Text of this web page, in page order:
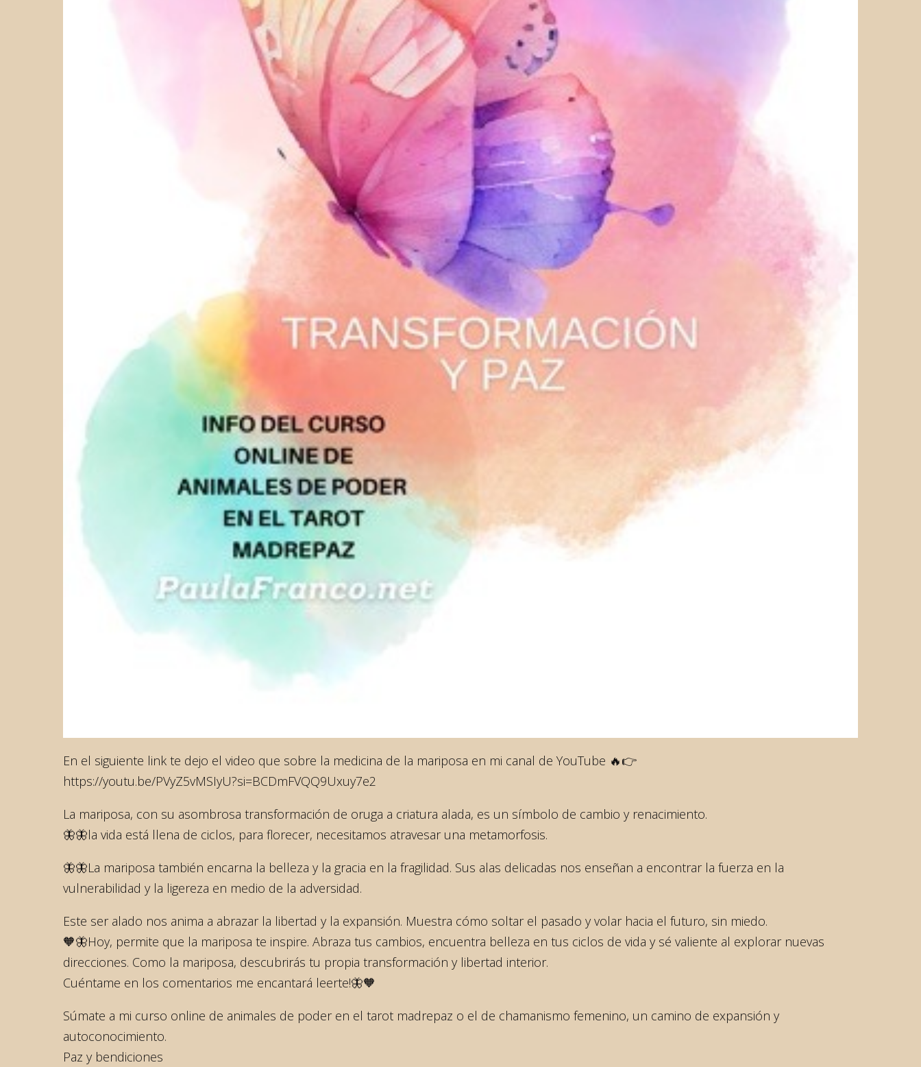
En el siguiente link te dejo el video que sobre la medicina de la mariposa en mi canal de YouTube 🔥👉
https://youtu.be/PVyZ5vMSIyU?si=BCDmFVQQ9Uxuy7e2
La mariposa, con su asombrosa transformación de oruga a criatura alada, es un símbolo de cambio y renacimiento.
🦋🦋la vida está llena de ciclos, para florecer, necesitamos atravesar una metamorfosis.
🦋🦋La mariposa también encarna la belleza y la gracia en la fragilidad. Sus alas delicadas nos enseñan a encontrar la fuerza en la
vulnerabilidad y la ligereza en medio de la adversidad.
Este ser alado nos anima a abrazar la libertad y la expansión. Muestra cómo soltar el pasado y volar hacia el futuro, sin miedo.
🧡🦋Hoy, permite que la mariposa te inspire. Abraza tus cambios, encuentra belleza en tus ciclos de vida y sé valiente al explorar nuevas
direcciones. Como la mariposa, descubrirás tu propia transformación y libertad interior.
Cuéntame en los comentarios me encantará leerte!🦋🧡
Súmate a mi curso online de animales de poder en el tarot madrepaz o el de chamanismo femenino, un camino de expansión y
autoconocimiento.
Paz y bendiciones